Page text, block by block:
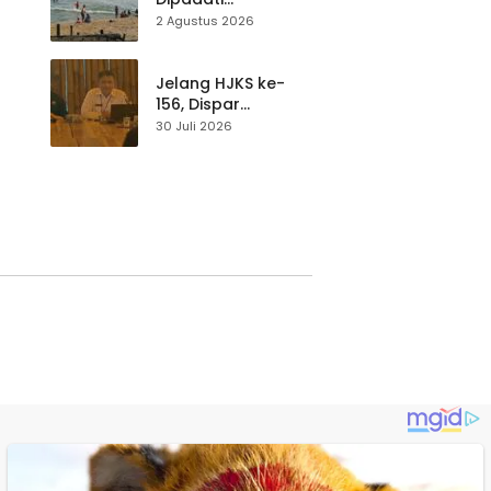
Wisatawan,
Waspada
2 Agustus 2026
Jelang HJKS ke-
156, Dispar
Kabupaten
30 Juli 2026